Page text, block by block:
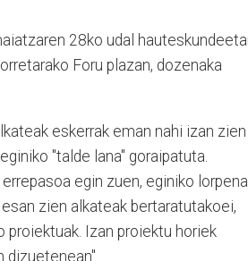
28ko udal
Foru plazan, dozenaka
eskerrak eman nahi izan zien
"talde lana" goraipatuta.
egin zuen, eginiko
zien alkateak bertaratutakoei,
proiektuak. Izan proiektu horiek
dizuetenean".